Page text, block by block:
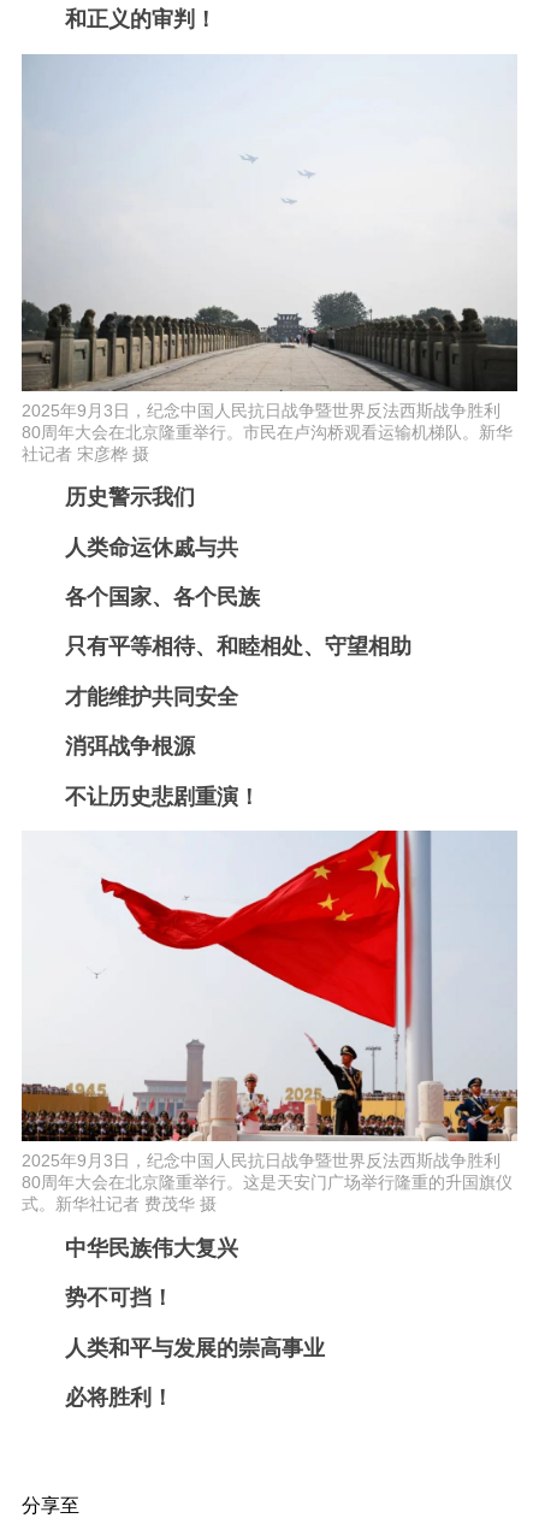
和正义的审判！
2025年9月3日，纪念中国人民抗日战争暨世界反法西斯战争胜利
80周年大会在北京隆重举行。市民在卢沟桥观看运输机梯队。新华
社记者 宋彦桦 摄
历史警示我们
人类命运休戚与共
各个国家、各个民族
只有平等相待、和睦相处、守望相助
才能维护共同安全
消弭战争根源
不让历史悲剧重演！
2025年9月3日，纪念中国人民抗日战争暨世界反法西斯战争胜利
80周年大会在北京隆重举行。这是天安门广场举行隆重的升国旗仪
式。新华社记者 费茂华 摄
中华民族伟大复兴
势不可挡！
人类和平与发展的崇高事业
必将胜利！
分享至